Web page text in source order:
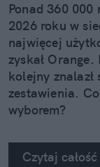
Ponad 360
2026 roku w
najwięcej
zyskał
kolejny znalazł
zestawienia.
wyborem?
Czytaj całość